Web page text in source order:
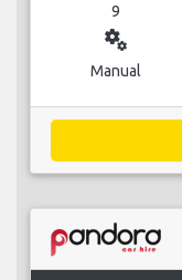
9
miscellaneous_services
Manual